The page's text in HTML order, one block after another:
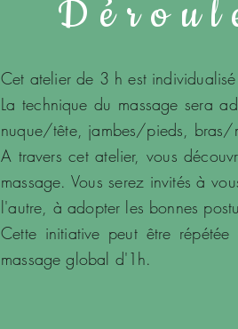
Cet atelier de 3 h est
La technique du massage sera
nuque/tête, jambes/pieds, bras/
A travers cet atelier, vous
massage. Vous serez invités à
l'autre, à adopter les bonnes
Cette initiative peut être
massage global d'1h.